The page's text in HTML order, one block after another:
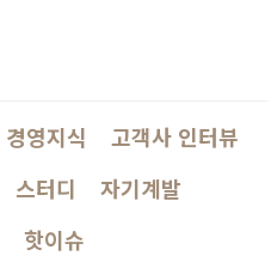
경영지식
고객사 인터뷰
스터디
자기계발
핫이슈